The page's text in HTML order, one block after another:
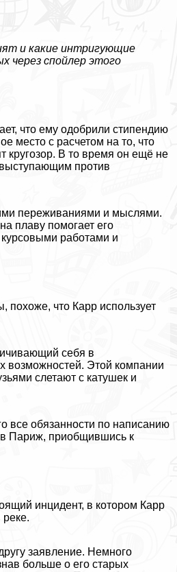
и какие интригующие
через спойлер этого
что ему одобрили стипендию
место с расчетом на то, что
кругозор. В то время он ещё не
выступающим против
переживаниями и мыслями.
плаву помогает его
работами и
похоже, что Карр использует
себя в
возможностей. Этой компании
слетают с катушек и
все обязанности по написанию
в Париж, приобщившись к
инцидент, в котором Карр
реке.
заявление. Немного
больше о его старых